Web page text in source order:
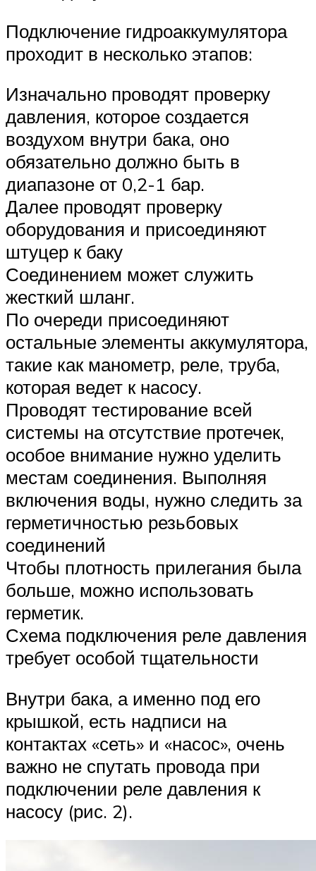
Подключение гидроаккумулятора
проходит в несколько этапов:
Изначально проводят проверку
давления, которое создается
воздухом внутри бака, оно
обязательно должно быть в
диапазоне от 0,2-1 бар.
Далее проводят проверку
оборудования и присоединяют
штуцер к баку
Соединением может служить
жесткий шланг.
По очереди присоединяют
остальные элементы аккумулятора,
такие как манометр, реле, труба,
которая ведет к насосу.
Проводят тестирование всей
системы на отсутствие протечек,
особое внимание нужно уделить
местам соединения. Выполняя
включения воды, нужно следить за
герметичностью резьбовых
соединений
Чтобы плотность прилегания была
больше, можно использовать
герметик.
Схема подключения реле давления
требует особой тщательности
Внутри бака, а именно под его
крышкой, есть надписи на
контактах «сеть» и «насос», очень
важно не спутать провода при
подключении реле давления к
насосу (рис. 2).